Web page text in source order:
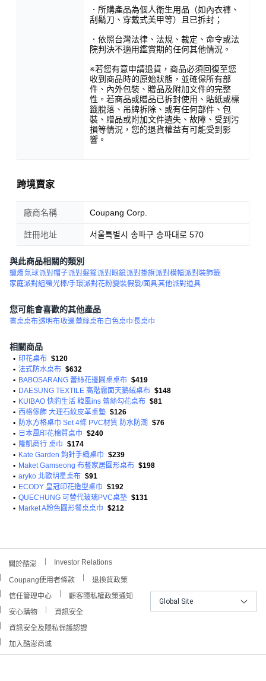
．所購產品為個人衛生用品（如內衣褲、
刮鬍刀、穿戴式美甲等）且已拆封；
．依照台灣法律、法規、裁定、命令或法
院判決不適用鑑賞期的任何其他情況。
※若您有意申請退貨，商品必須回復至您
收到商品時的原始狀態，並確保所有部
件、內外包裝、贈品及附加文件的完整
性。若商品或贈品已拆封使用、貼紙或標
籤脫落、吊牌拆除、或有任何部件、包
裝、贈品或附加文件遺失、故障、受到污
損等情況，您的退貨權益有可能受到影
響。
跨境賣家
廠商名稱 Coupang Corp.
註冊地址 서울특별시 송파구 송파대로 570
與此商品相關的類別
蠟燭氣球派對帽子派對髮箍派對眼鏡派對掛旗派對橫幅派對裝飾籤
家庭派對組 螢光棒/手環派對花粉變裝假髮/面具其他派對道具
您可能會喜歡的其他產品
書桌桌布透明布收邊蕾絲桌布白色桌巾長桌巾
相關商品
• 印花桌布 $120
• 法式防水桌布 $632
• BABOSARANG 蕾絲花邊圓桌桌布 $419
• DAESUNG TEXTILE 高階霧面天鵝絨桌布 $148
• KUIBAO 快豹生活 韓風ins 蕾絲勾花桌布 $81
• 西格傢飾 大理石紋皮革桌墊 $126
• 防水方格桌巾 Set 4條 PVC材質 防水防潮 $76
•
日本風印花棉質桌巾 $240
• 隆凱商行 桌巾 $174
• Kate Garden 鉤針手織桌巾 $239
• Maket Gamseong 布藝家居圓形桌布 $198
• aryko 北歐明星桌布 $91
• ECODY 皇冠印花造型桌巾 $192
• QUECHUNG 可替代玻璃PVC桌墊 $131
• Market A粉色圓形餐桌桌巾 $212
關於酷澎 Investor Relations
Coupang使用者條款
退換貨政策
信任管理中心
顧客隱私權政策通知
安心購物
資訊安全
資訊安全及隱私保護認證
加入酷澎商城
Global Site